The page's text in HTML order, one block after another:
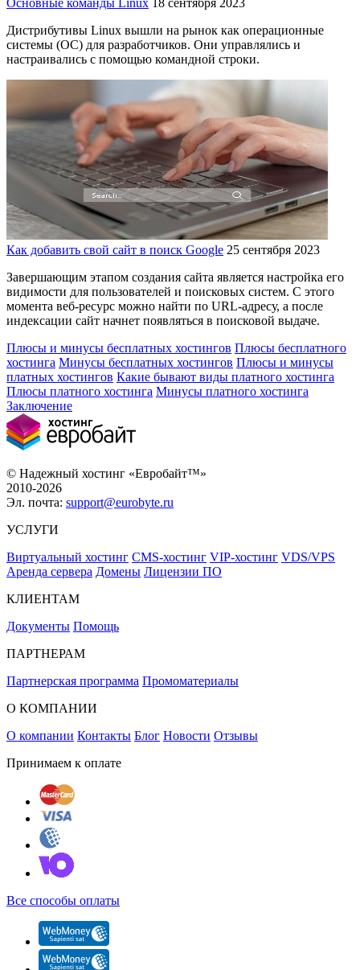
Основные команды Linux
18 сентября 2023
Дистрибутивы Linux вышли на рынок как операционные
системы (ОС) для разработчиков. Они управлялись и
настраивались с помощью командной строки.
Как добавить свой сайт в поиск Google 25 сентября 2023
Завершающим этапом создания сайта является настройка его
видимости для пользователей и поисковых систем. С этого
момента веб-ресурс можно найти по URL-адресу, а после
индексации сайт начнет появляться в поисковой выдаче.
Плюсы и минусы бесплатных хостингов Плюсы бесплатного
хостинга Минусы бесплатных хостингов Плюсы и минусы
платных хостингов Какие бывают виды платного хостинга
Плюсы платного хостинга Минусы платного хостинга
Заключение
© Надежный хостинг «Евробайт™»
2010-2026
Эл. почта: support@eurobyte.ru
УСЛУГИ
Виртуальный хостинг CMS-хостинг VIP-хостинг VDS/VPS
Аренда сервера Домены Лицензии ПО
КЛИЕНТАМ
Документы Помощь
ПАРТНЕРАМ
Партнерская программа Промоматериалы
О КОМПАНИИ
О компании Контакты Блог Новости Отзывы
Принимаем к оплате
Все способы оплаты